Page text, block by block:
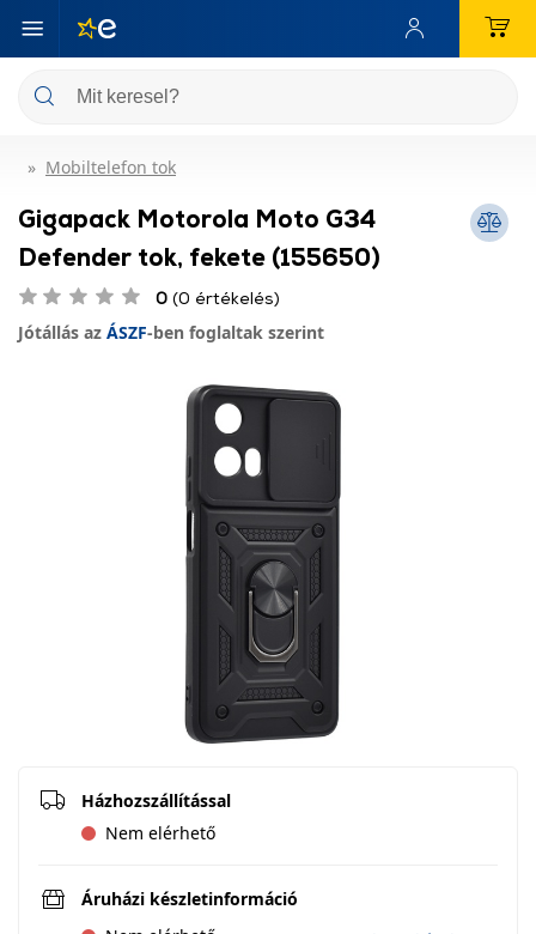
Mobiltelefon tok
Gigapack Motorola Moto G34
Defender tok, fekete (155650)
0 (0 értékelés)
Jótállás az ÁSZF-ben foglaltak szerint
Házhozszállítással
Nem elérhető
Áruházi készletinformáció